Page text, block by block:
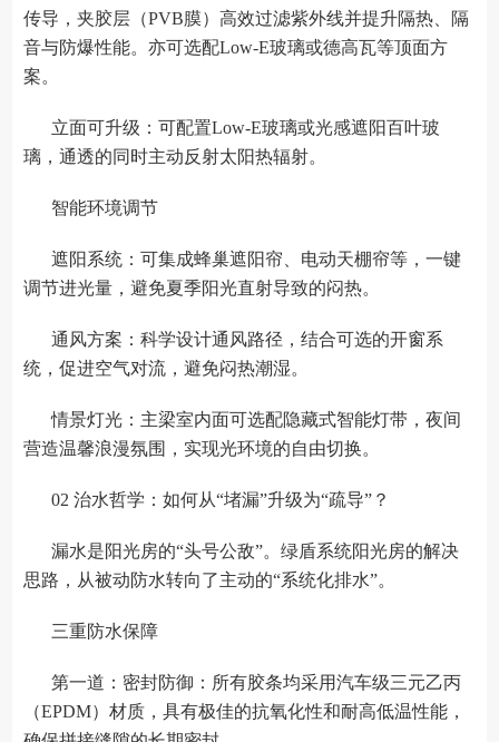
传导，夹胶层（PVB膜）高效过滤紫外线并提升隔热、隔
音与防爆性能。亦可选配Low-E玻璃或德高瓦等顶面方
案。
立面可升级：可配置Low-E玻璃或光感遮阳百叶玻
璃，通透的同时主动反射太阳热辐射。
智能环境调节
遮阳系统：可集成蜂巢遮阳帘、电动天棚帘等，一键
调节进光量，避免夏季阳光直射导致的闷热。
通风方案：科学设计通风路径，结合可选的开窗系
统，促进空气对流，避免闷热潮湿。
情景灯光：主梁室内面可选配隐藏式智能灯带，夜间
营造温馨浪漫氛围，实现光环境的自由切换。
02 治水哲学：如何从“堵漏”升级为“疏导”？
漏水是阳光房的“头号公敌”。绿盾系统阳光房的解决
思路，从被动防水转向了主动的“系统化排水”。
三重防水保障
第一道：密封防御：所有胶条均采用汽车级三元乙丙
（EPDM）材质，具有极佳的抗氧化性和耐高低温性能，